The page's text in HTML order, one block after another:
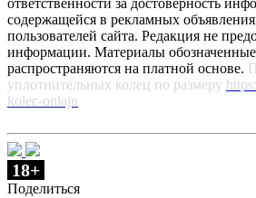
ответственности за достоверность
содержащейся в рекламных
пользователей сайта. Редакция не
информации. Материалы
распространяются на платной основе.
уплотнительных колец по размеру
kolec-onlajn
18+
Поделиться